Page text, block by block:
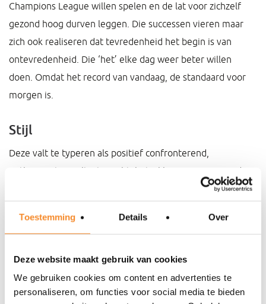
Toestemming Details Over
Deze website maakt gebruik van cookies
We gebruiken cookies om content en advertenties te
personaliseren, om functies voor social media te bieden
Champions League willen spelen en de lat voor zichzelf
gezond hoog durven leggen. Die successen vieren maar
zich ook realiseren dat tevredenheid het begin is van
ontevredenheid. Die ‘het’ elke dag weer beter willen
doen. Omdat het record van vandaag, de standaard voor
morgen is.
Stijl
Deze valt te typeren als positief confronterend,
enthousiast, resultaatgericht, betrokken en inspirerend.
Klanten geven daardoor aan een partner in business te
Mensen in beweging krijgen, zodat wat moet gebeuren in
organisaties ook daadwerkelijk gebeurt.